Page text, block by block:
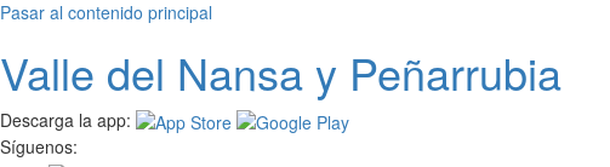
Pasar al contenido principal
Valle del Nansay Peñarrubia
Descarga la app:
Síguenos: